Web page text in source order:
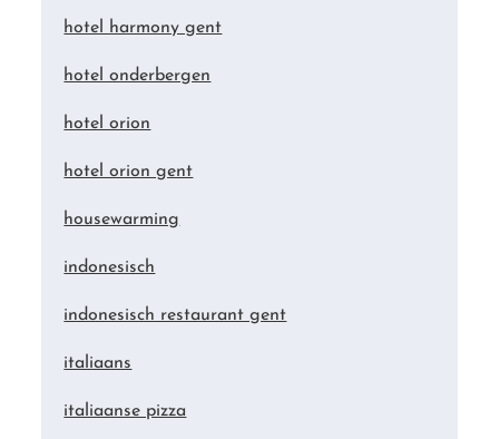
hotel harmony gent
hotel onderbergen
hotel orion
hotel orion gent
housewarming
indonesisch
indonesisch restaurant gent
italiaans
italiaanse pizza